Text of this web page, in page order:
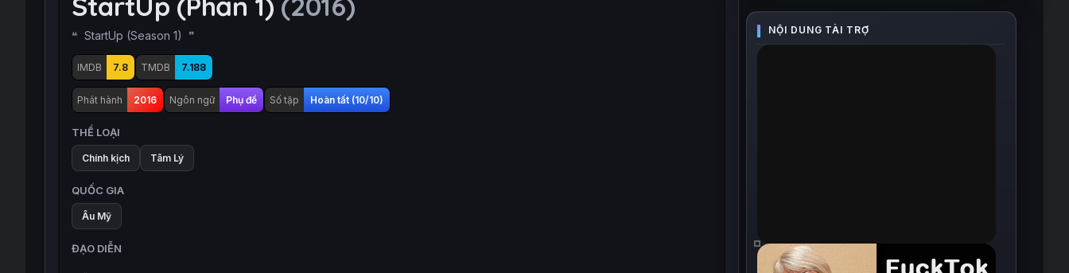
StartUp (Season 1)
IMDB 7.8 TMDB 7.188
Phát hành 2016 Ngôn ngữ Phụ đề Số tập Hoàn tất (10/10)
THỂ LOẠI
Chính kịch Tâm Lý
QUỐC GIA
Âu Mỹ
ĐẠO DIỄN